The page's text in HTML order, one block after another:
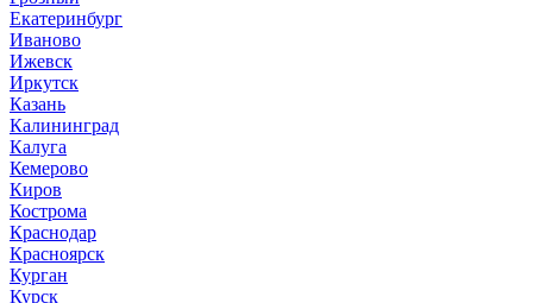
Екатеринбург
Иваново
Ижевск
Иркутск
Казань
Калининград
Калуга
Кемерово
Киров
Кострома
Краснодар
Красноярск
Курган
Курск